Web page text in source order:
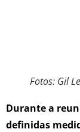
Fotos: Gil
​Durante a
definidas